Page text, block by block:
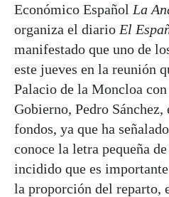
Económico Español La
organiza el diario El
manifestado que uno de
este jueves en la reunión
Palacio de la Moncloa
Gobierno, Pedro Sánchez,
fondos, ya que ha
conoce la letra pequeña
incidido que es
la proporción del reparto,